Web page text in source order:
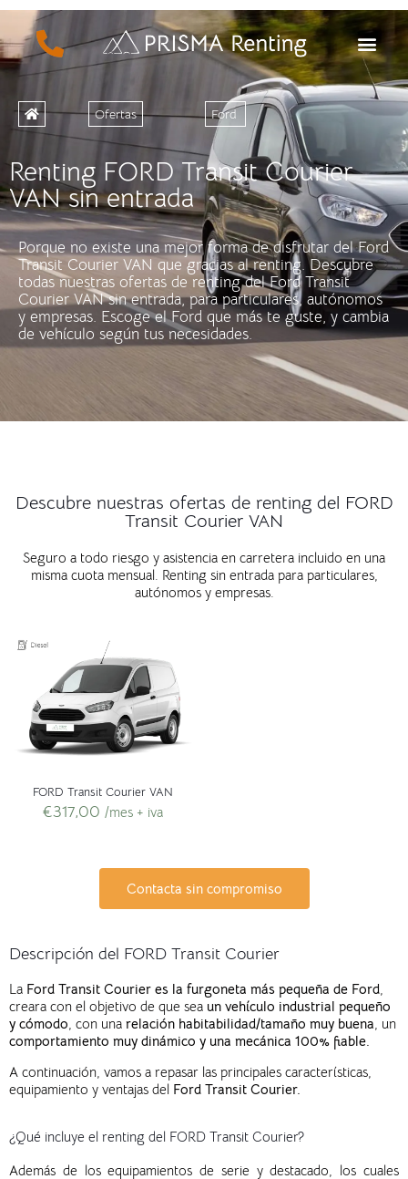
Ofertas Ford
Renting FORD Transit Courier
VAN sin entrada
Porque no existe una mejor forma de disfrutar del Ford
Transit Courier VAN que gracias al renting. Descubre
todas nuestras ofertas de renting del Ford Transit
Courier VAN sin entrada, para particulares, autónomos
y empresas. Escoge el Ford que más te guste, y cambia
de vehículo según tus necesidades.
Descubre nuestras ofertas de renting del FORD
Transit Courier VAN
Seguro a todo riesgo y asistencia en carretera incluido en una
misma cuota mensual. Renting sin entrada para particulares,
autónomos y empresas.
FORD Transit Courier VAN
€317,00 /mes + iva
Contacta sin compromiso
Descripción del FORD Transit Courier
La Ford Transit Courier es la furgoneta más pequeña de Ford,
creara con el objetivo de que sea un vehículo industrial pequeño
y cómodo, con una relación habitabilidad/tamaño muy buena, un
comportamiento muy dinámico y una mecánica 100% fiable.
A continuación, vamos a repasar las principales características,
equipamiento y ventajas del Ford Transit Courier.
¿Qué incluye el renting del FORD Transit Courier?
Además de losequipamientos de serie y destacado, los cuales